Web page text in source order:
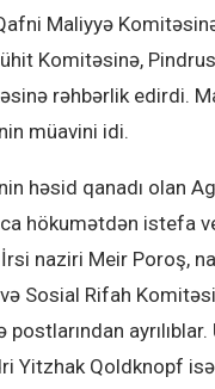
Maliyyə
Komitəsinə,
rəhbərlik edirdi.
müavini idi.
həsid qanadı olan
hökumətdən istefa
naziri Meir Poroş,
Sosial Rifah
ayrılıblar.
Yitzhak Qoldknopf